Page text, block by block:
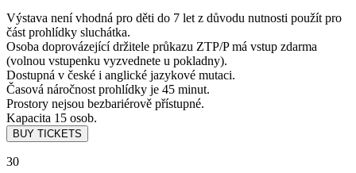
Výstava není vhodná pro děti do 7 let z důvodu nutnosti použít pro
část prohlídky sluchátka.
Osoba doprovázející držitele průkazu ZTP/P má vstup zdarma
(volnou vstupenku vyzvednete u pokladny).
Dostupná v české i anglické jazykové mutaci.
Časová náročnost prohlídky je 45 minut.
Prostory nejsou bezbariérově přístupné.
Kapacita 15 osob.
30